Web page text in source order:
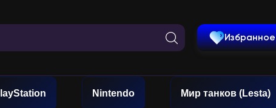
Избранное
Nintendo Мир танков (Lesta)